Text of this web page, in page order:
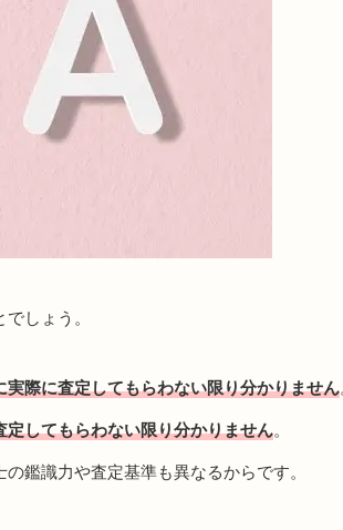
しょう。
際に査定してもらわない限り分かりません
してもらわない限り分かりません。
鑑識力や査定基準も異なるからです。